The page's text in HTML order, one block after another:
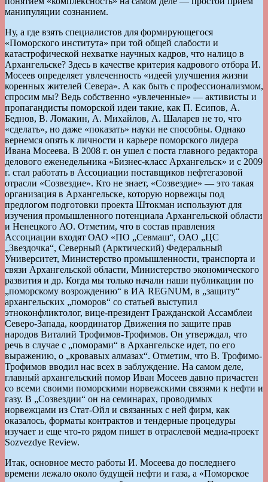
манипуляции сознанием.
Ну, а где взять специалистов для формирующегося
«Поморского института» при той общей слабости и
катастрофической нехватке научных кадров, что налицо в
Архангельске? Здесь в качестве критерия кадрового отбора И.
Мосеев определяет увлеченность «идеей улучшения жизни
коренных жителей Севера». А как быть с профессионализмом,
спросим мы? Ведь собственно «увлеченные» — активисты и
пропагандисты поморской идеи такие, как П. Есипов, А.
Беднов, В. Ломакин, А. Михайлов, А. Шаларев не то, что
«сделать», но даже «показать» науки не способны. Однако
вернемся опять к личности и карьере поморского лидера
Ивана Мосеева. В 2008 г. он ушел с поста главного редактора
делового еженедельника «Бизнес-класс Архангельск» и с 2009
г. стал работать в Ассоциации поставщиков нефтегазовой
отрасли «Созвездие». Кто не знает, «Созвездие» — это такая
организация в Архангельске, которую норвежцы под
предлогом подготовки проекта Штокман используют для
изучения промышленного потенциала Архангельской области
и Ненецкого АО. Отметим, что в состав правления
Ассоциации входят ОАО «ПО „Севмаш“, ОАО „ЦС
„Звездочка“, Северный (Арктический) Федеральный
Университет, Министерство промышленности, транспорта и
связи Архангельской области, Министерство экономического
развития и др. Когда мы только начали наши публикации по
„поморскому возрождению“ в ИА REGNUM, в „защиту“
архангельских „поморов“ со статьей выступил
этноконфликтолог, вице-президент Гражданской Ассамблеи
Северо-Запада, координатор Движения по защите прав
народов Виталий Трофимов-Трофимов. Он утверждал, что
речь в случае с „поморами“ в Архангельске идет, по его
выражению, о „кровавых алмазах“. Отметим, что В. Трофимо-
Трофимов вводил нас всех в заблуждение. На самом деле,
главный архангельский помор Иван Мосеев давно причастен
со всеми своими поморскими норвежскими связями к нефти и
газу. В „Созвездии“ он на семинарах, проводимых
норвежцами из Стат-Ойл и связанных с ней фирм, как
оказалось, форматы контрактов и тендерные процедуры
изучает и еще что-то рядом пишет в отраслевой медиа-проект
Sozvezdye Review.
Итак, основное место работы И. Мосеева до последнего
времени лежало около будущей нефти и газа, а «Поморское